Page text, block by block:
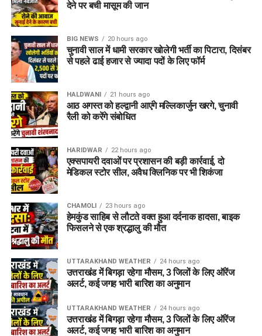
देने पर बची मासूम की जान
BIG NEWS 20 hours ago
चुनावी साल में धामी सरकार खोलेगी भर्ती का पिटारा, दिसंबर
से पहले ढाई हजार से ज्यादा पदों के लिए फॉर्म
HALDWANI 21 hours ago
आठ अगस्त को हल्द्वानी आएंगे मल्लिकार्जुन खरगे, चुनावी
रैली को करेंगे संबोधित
HARIDWAR 22 hours ago
एक्सपायरी दवाओं पर प्रशासन की बड़ी कार्रवाई, दो
मेडिकल स्टोर सील, अवैध क्लिनिक पर भी शिकंजा
CHAMOLI 23 hours ago
हेमकुंड साहिब से लौटते वक्त हुआ दर्दनाक हादसा, बाइक
फिसलने से एक श्रद्धालु की मौत
UTTARAKHAND WEATHER 24 hours ago
उत्तराखंड में बिगड़ा रहेगा मौसम, 3 जिलों के लिए ऑरेंज
अलर्ट, कई जगह भारी बारिश का अनुमान
UTTARAKHAND WEATHER 24 hours ago
उत्तराखंड में बिगड़ा रहेगा मौसम, 3 जिलों के लिए ऑरेंज
अलर्ट, कई जगह भारी बारिश का अनुमान